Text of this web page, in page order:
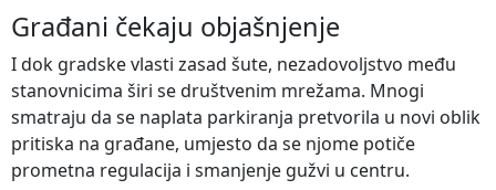
Građani čekaju objašnjenje
I dok gradske vlasti zasad šute, nezadovoljstvo među
stanovnicima širi se društvenim mrežama. Mnogi
smatraju da se naplata parkiranja pretvorila u novi oblik
pritiska na građane, umjesto da se njome potiče
prometna regulacija i smanjenje gužvi u centru.